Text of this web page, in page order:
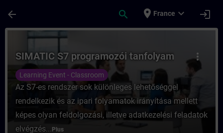
arrow_back search place France expand_more login
Cours - SIMATIC S7 programozói
more_vert
SIMATIC S7 programozói tanfolyam
Learning Event - Classroom
Az S7-es rendszer sok különleges lehetőséggel
rendelkezik és az ipari folyamatok irányítása mellett
képes olyan feldolgozási, illetve adatkezelési feladatok
elvégzés... Plus